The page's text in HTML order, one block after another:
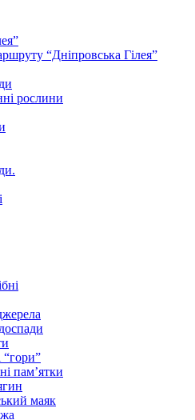
“Дніпровська Гілея”
рослини
“гори”
пам’ятки
маяк